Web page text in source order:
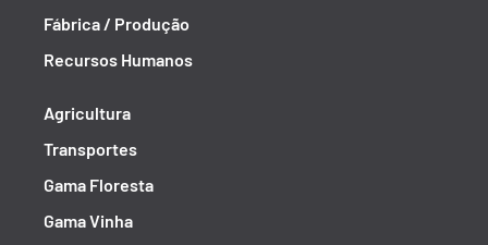
Fábrica / Produção
Recursos Humanos
Agricultura
Transportes
Gama Floresta
Gama Vinha